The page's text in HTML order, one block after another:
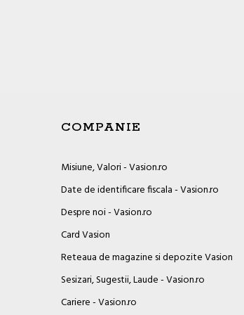
COMPANIE
Misiune, Valori - Vasion.ro
Date de identificare fiscala - Vasion.ro
Despre noi - Vasion.ro
Card Vasion
Reteaua de magazine si depozite Vasion
Sesizari, Sugestii, Laude - Vasion.ro
Cariere - Vasion.ro